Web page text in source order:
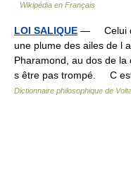
Wikipédia en Français
LOI SALIQUE — Celui
une plume des ailes de l
Pharamond, au dos de
s être pas trompé. C
Dictionnaire philosophique de